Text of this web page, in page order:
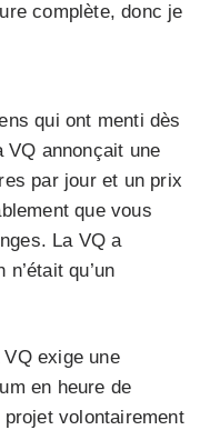
complète, donc je
qui ont menti dès
VQ annonçait une
par jour et un prix
que vous
La VQ a
qu’un
exige une
en heure de
volontairement